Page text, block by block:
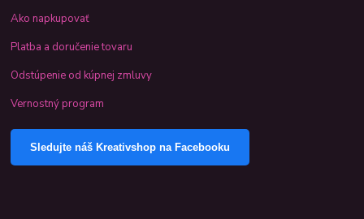
Ako napkupovať
Platba a doručenie tovaru
Odstúpenie od kúpnej zmluvy
Vernostný program
Sledujte náš Kreativshop na Facebooku